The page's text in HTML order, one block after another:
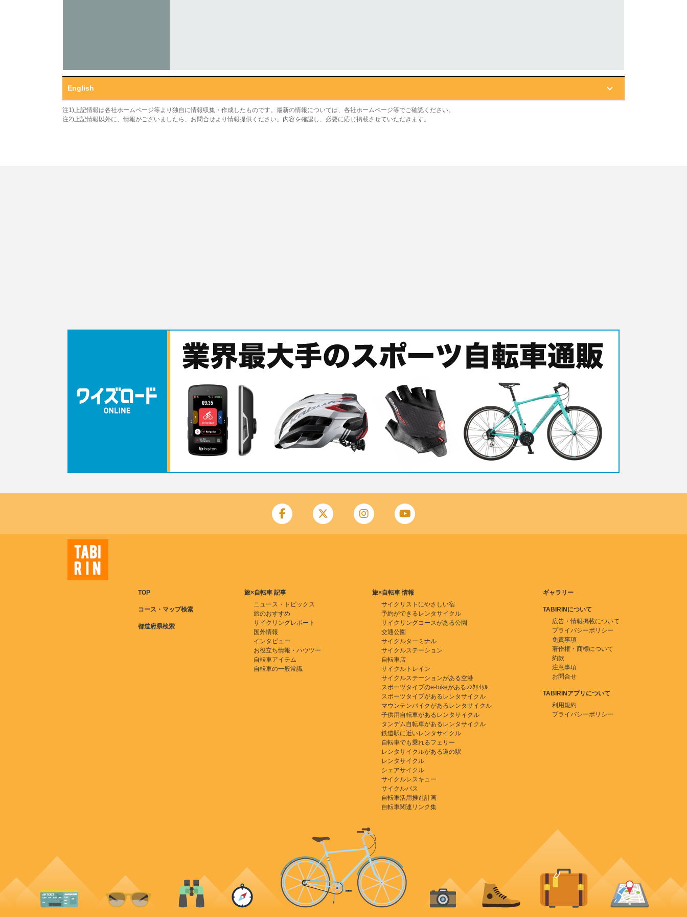
English
注1)上記情報は各社ホームページ等より独自に情報収集・作成したものです。最新の情報については、各社ホームページ等でご確認ください。
注2)上記情報以外に、情報がございましたら、お問合せより情報提供ください。内容を確認し、必要に応じ掲載させていただきます。
TOP
コース・マップ検索
都道府県検索
旅×自転車 記事
ニュース・トピックス
旅のおすすめ
サイクリングレポート
国外情報
インタビュー
お役立ち情報・ハウツー
自転車アイテム
自転車の一般常識
旅×自転車 情報
サイクリストにやさしい宿
予約ができるレンタサイクル
サイクリングコースがある公園
交通公園
サイクルターミナル
サイクルステーション
自転車店
サイクルトレイン
サイクルステーションがある空港
スポーツタイプのe-bikeがあるﾚﾝﾀｻｲｸﾙ
スポーツタイプがあるレンタサイクル
マウンテンバイクがあるレンタサイクル
子供用自転車があるレンタサイクル
タンデム自転車があるレンタサイクル
鉄道駅に近いレンタサイクル
自転車でも乗れるフェリー
レンタサイクルがある道の駅
レンタサイクル
シェアサイクル
サイクルレスキュー
サイクルバス
自転車活用推進計画
自転車関連リンク集
ギャラリー
TABIRINについて
広告・情報掲載について
プライバシーポリシー
免責事項
著作権・商標について
約款
注意事項
お問合せ
TABIRINアプリについて
利用規約
プライバシーポリシー